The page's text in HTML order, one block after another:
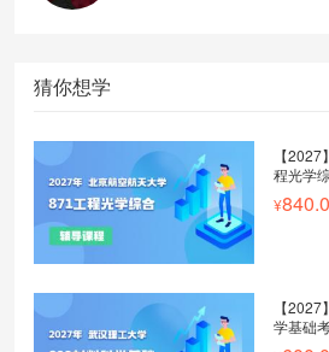
猜你想学
【
程光学
【
学基础